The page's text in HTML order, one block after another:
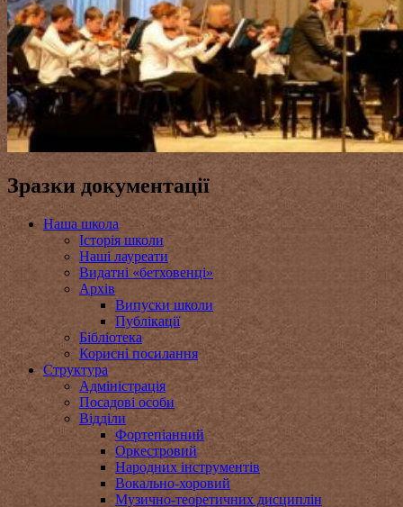
Зразки документації
Наша школа
Історія школи
Наші лауреати
Видатні «бетховенці»
Архів
Випуски школи
Публікації
Бібліотека
Корисні посилання
Структура
Адміністрація
Посадові особи
Відділи
Фортепіанний
Оркестровий
Народних інструментів
Вокально-хоровий
Музично-теоретичних дисциплін